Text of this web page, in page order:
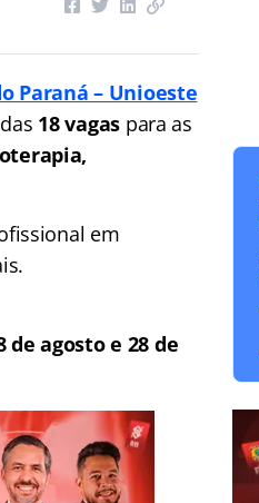
Paraná – Unioeste
18 vagas para as
em
de agosto e 28 de